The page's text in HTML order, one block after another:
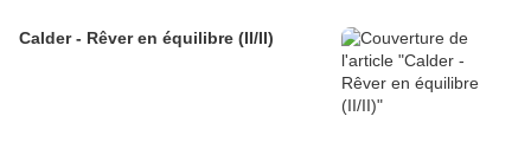
Calder - Rêver en équilibre (II/II)